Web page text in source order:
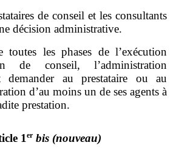
de conseil et les consultants
décision administrative.
les phases de l’exécution
de conseil, l’administration
demander au prestataire ou au
d’au moins un de ses agents à
prestation.
1er bis (nouveau)